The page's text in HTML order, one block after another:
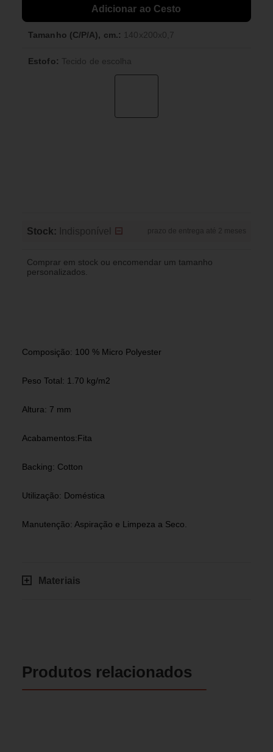
Tamanho (C/P/A), cm.: 140x200x0,7
Estofo: Tecido de escolha
Stock: Indisponível prazo de entrega até 2 meses
Comprar em stock ou encomendar um tamanho
personalizados.
Adicionar ao Cesto
Composição: 100 % Micro Polyester
Peso Total: 1.70 kg/m2
Altura: 7 mm
Acabamentos:Fita
Backing: Cotton
Utilização: Doméstica
Manutenção: Aspiração e Limpeza a Seco.
Materiais
Produtos relacionados